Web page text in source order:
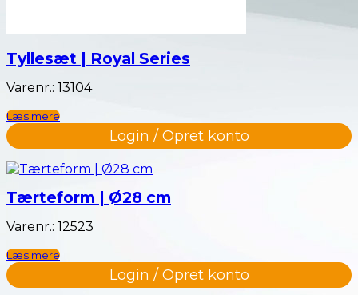
Tyllesæt | Royal Series
Varenr.: 13104
Læs mere
Login / Opret konto
Tærteform | Ø28 cm
Varenr.: 12523
Læs mere
Login / Opret konto